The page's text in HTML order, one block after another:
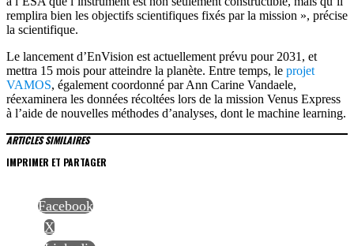
remplira bien les objectifs scientifiques fixés par la mission », précise
la scientifique.
Le lancement d’EnVision est actuellement prévu pour 2031, et
mettra 15 mois pour atteindre la planète. Entre temps, le projet
VAMOS, également coordonné par Ann Carine Vandaele,
réexaminera les données récoltées lors de la mission Venus Express
à l’aide de nouvelles méthodes d’analyses, dont le machine learning.
ARTICLES SIMILAIRES
IMPRIMER ET PARTAGER
Facebook
X